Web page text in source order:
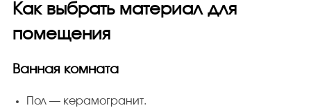
Как выбрать материал для
помещения
Ванная комната
Пол — керамогранит.